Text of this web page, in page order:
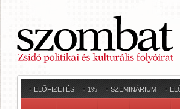
ELŐFIZETÉS 1% SZEMINÁRIUM